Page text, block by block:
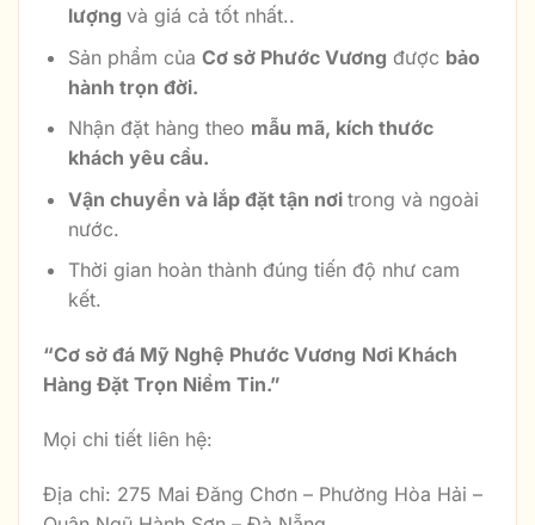
lượng và giá cả tốt nhất..
Sản phẩm của Cơ sở Phước Vương được bảo
hành trọn đời.
Nhận đặt hàng theo mẫu mã, kích thước
khách yêu cầu.
Vận chuyển và lắp đặt tận nơi trong và ngoài
nước.
Thời gian hoàn thành đúng tiến độ như cam
kết.
“Cơ sở đá Mỹ Nghệ Phước Vương Nơi Khách
Hàng Đặt Trọn Niềm Tin.”
Mọi chi tiết liên hệ:
Địa chỉ: 275 Mai Đăng Chơn – Phường Hòa Hải –